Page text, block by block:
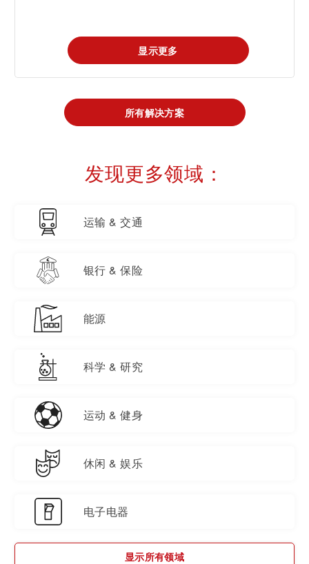
显示更多
所有解决方案
发现更多领域：
运输 & 交通
银行 & 保险
能源
科学 & 研究
运动 & 健身
休闲 & 娱乐
电子电器
显示所有领域